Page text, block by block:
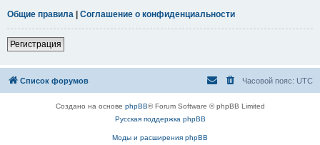
Общие правила | Соглашение о конфиденциальности
Регистрация
Список форумов Часовой пояс: UTC
Создано на основе phpBB® Forum Software © phpBB Limited
Русская поддержка phpBB
Моды и расширения phpBB